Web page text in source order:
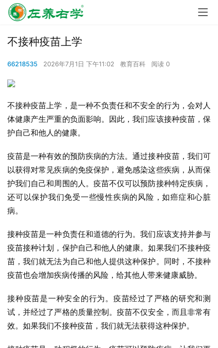
不接种疫苗上学
66218535 2026年7月1日 下午11:02 教育百科 阅读 0
不接种疫苗上学，是一种不负责任和不安全的行为，会对人
体健康产生严重的负面影响。因此，我们应该接种疫苗，保
护自己和他人的健康。
疫苗是一种有效的预防疾病的方法。通过接种疫苗，我们可
以获得对常见疾病的免疫保护，避免感染这些疾病，从而保
护我们自己和周围的人。疫苗不仅可以预防接种特定疾病，
还可以保护我们免受一些慢性疾病的风险，如癌症和心脏
病。
接种疫苗是一种负责任和道德的行为。我们应该支持并参与
疫苗接种计划，保护自己和他人的健康。如果我们不接种疫
苗，我们就无法为自己和他人提供这种保护。同时，不接种
疫苗也会增加疾病传播的风险，给其他人带来健康威胁。
接种疫苗是一种安全的行为。疫苗经过了严格的研究和测
试，并经过了严格的质量控制。疫苗不仅安全，而且非常有
效。如果我们不接种疫苗，我们就无法获得这种保护。